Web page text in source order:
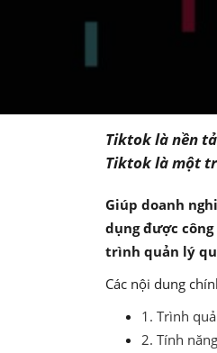
Tiktok là nền
Tiktok là một
Giúp doanh
dụng được
trình quản lý
Các nội dung
1. Trình
2. Tính